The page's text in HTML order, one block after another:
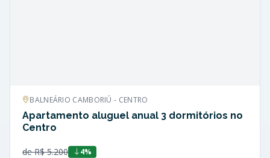
BALNEÁRIO CAMBORIÚ - CENTRO
Apartamento aluguel anual 3 dormitórios no
Centro
de R$ 5.200 4%